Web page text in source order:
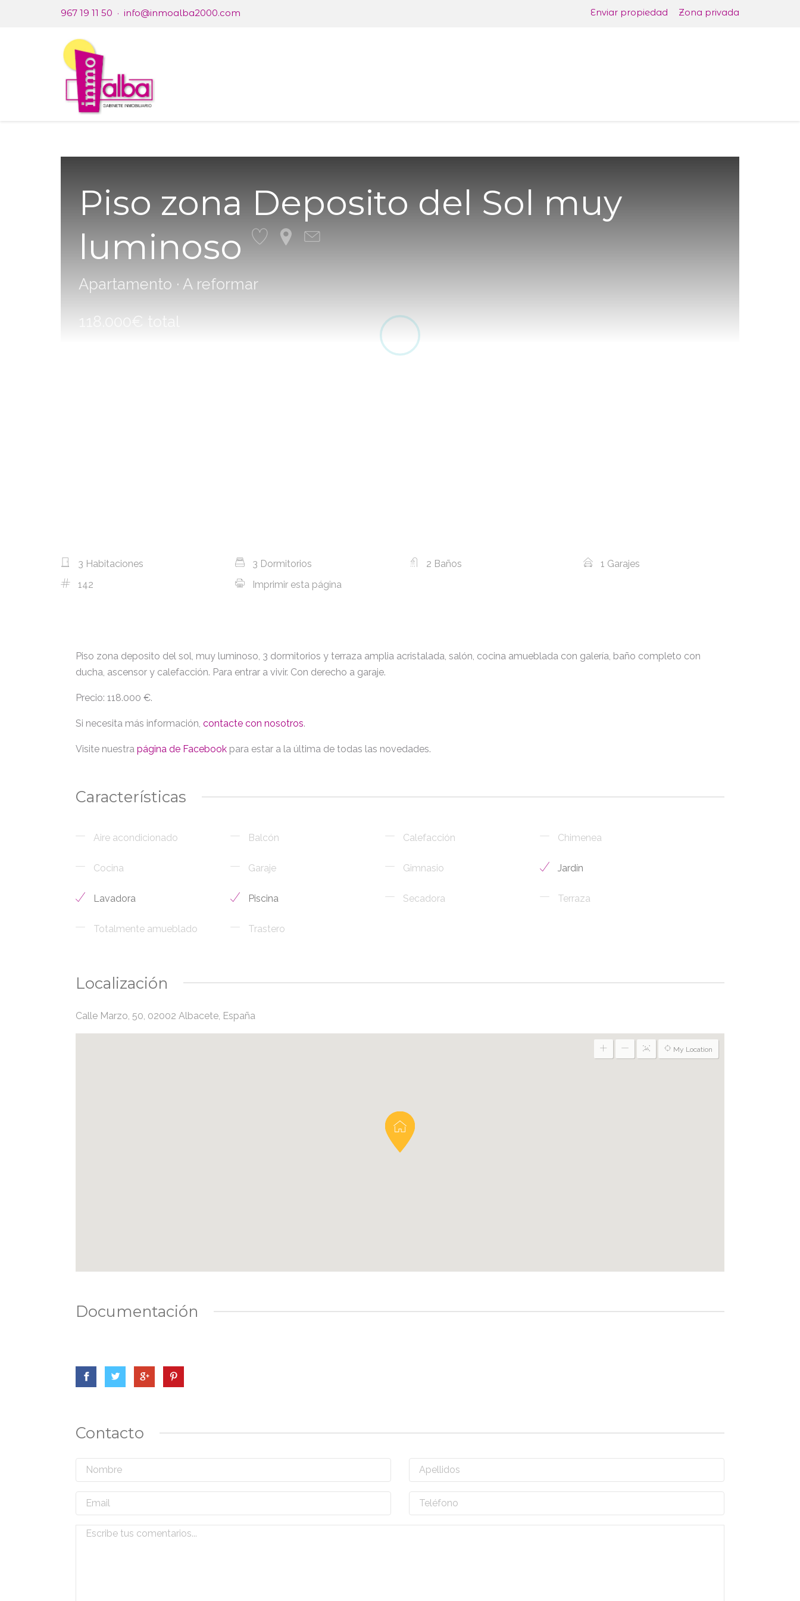
967 19 11 50 · info@inmoalba2000.com Enviar propiedad Zona privada
Piso zona Deposito del Sol muy
luminoso
Apartamento · A reformar
118.000€ total
3 Habitaciones 3 Dormitorios 2 Baños
1 Garajes
142
Imprimir esta página
Piso zona deposito del sol, muy luminoso, 3 dormitorios y terraza amplia acristalada, salón, cocina amueblada con galería, baño completo con
ducha, ascensor y calefacción. Para entrar a vivir. Con derecho a garaje.
Precio: 118.000 €.
Si necesita más información, contacte con nosotros.
Visite nuestra página de Facebook para estar a la última de todas las novedades.
Características
Aire acondicionado Balcón Calefacción Chimenea
Cocina Garaje Gimnasio Jardín
Lavadora Piscina Secadora Terraza
Totalmente amueblado Trastero
Localización
Calle Marzo, 50, 02002 Albacete, España
My Location
Documentación
Contacto